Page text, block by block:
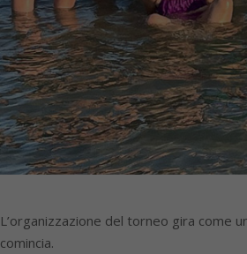
L’organizzazione del torneo gira come
comincia.